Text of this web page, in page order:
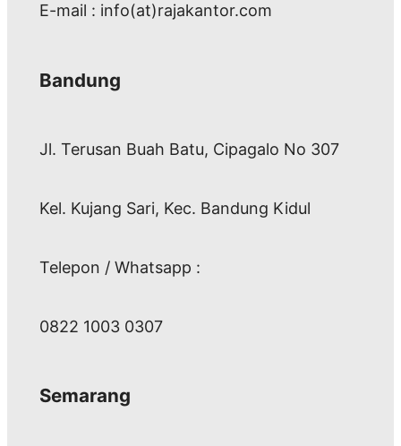
E-mail : info(at)rajakantor.com
Bandung
Jl. Terusan Buah Batu, Cipagalo No 307
Kel. Kujang Sari, Kec. Bandung Kidul
Telepon / Whatsapp :
0822 1003 0307
Semarang